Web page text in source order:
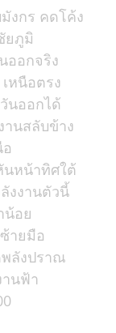
งกร คดโค้ง
ยภูมิ
ออกจริง
หนือตรง
นออกได้
านสลับข้าง
หน้าทิศใต้
งงานตัวนี้
น้อย
ายมือ
ลังปราณ
นฟ้า